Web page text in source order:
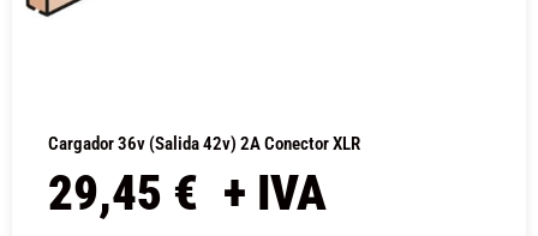
Cargador 36v (salida 42v) 2A Conector XLR
29,45 € + IVA